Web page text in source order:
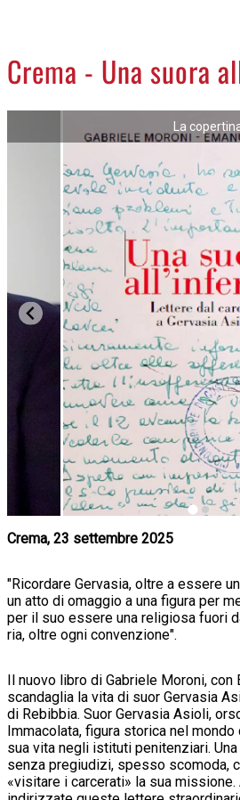
LA PIAZZA
ANIMALI
NECROLOGI
ACCEDI
Crema - Una suora
La
Crema, 23 settembre 2025
"Ricordare Gervasia, oltre a essere
un atto di omaggio a una figura per
per il suo essere una religiosa fuori
ria, oltre ogni convenzione".
Il nuovo libro di Gabriele Moroni, con
scandaglia la vita di suor Gervasia
di Rebibbia. Suor Gervasia Asioli,
Immacolata, figura storica nel
sua vita negli istituti penitenziari.
senza pregiudizi, spesso scomoda,
«visitare i carcerati» la sua